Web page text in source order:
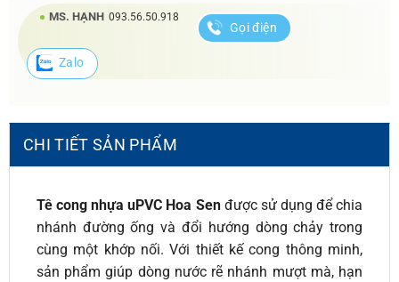
MS. HẠNH 093.56.50.918
Gọi điện
Zalo
CHI TIẾT SẢN PHẨM
Tê cong nhựa uPVC Hoa Senđược sử dụng để chia
nhánh đường ống và đổi hướng dòng chảy trong
cùng một khớp nối. Với thiết kế cong thông minh,
sản phẩm giúp dòng nước rẽ nhánh mượt mà, hạn